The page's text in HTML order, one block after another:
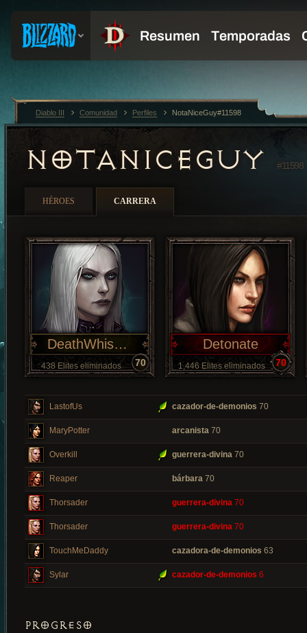
NOTANICEGUY #11598
HÉROES CARRERA
DeathWhisper
438 Elites eliminados 70
Detonate
1,446 Elites eliminados 70
LastofUs cazador-de-demonios 70
MaryPotter arcanista 70
Overkill guerrera-divina 70
Reaper bárbara 70
Thorsader guerrera-divina 70
Thorsader guerrera-divina 70
TouchMeDaddy cazadora-de-demonios 63
Sylar cazador-de-demonios 6
PROGRESO
Diablo III Comunidad Perfiles NotaNiceGuy#11598